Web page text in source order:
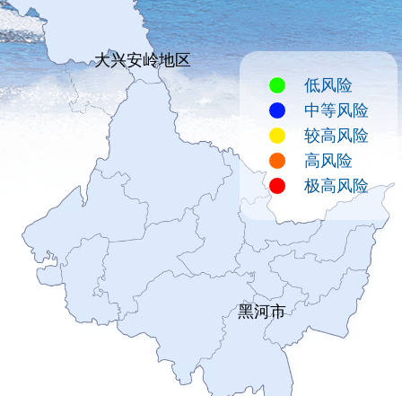
大兴安岭地区
黑河市
低风险
中等风险
较高风险
高风险
极高风险